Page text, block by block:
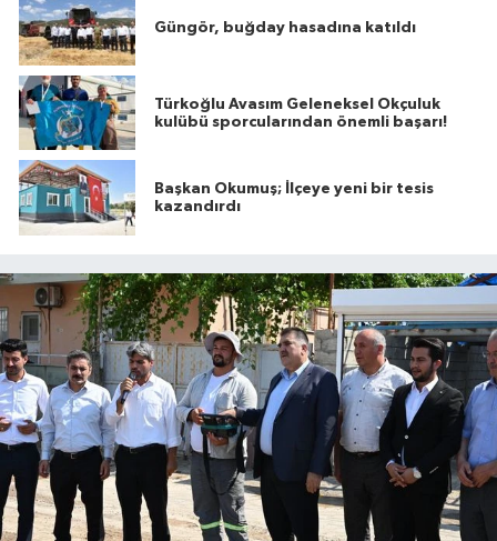
Güngör, buğday hasadına katıldı
Türkoğlu Avasım Geleneksel Okçuluk
kulübü sporcularından önemli başarı!
Başkan Okumuş; İlçeye yeni bir tesis
kazandırdı